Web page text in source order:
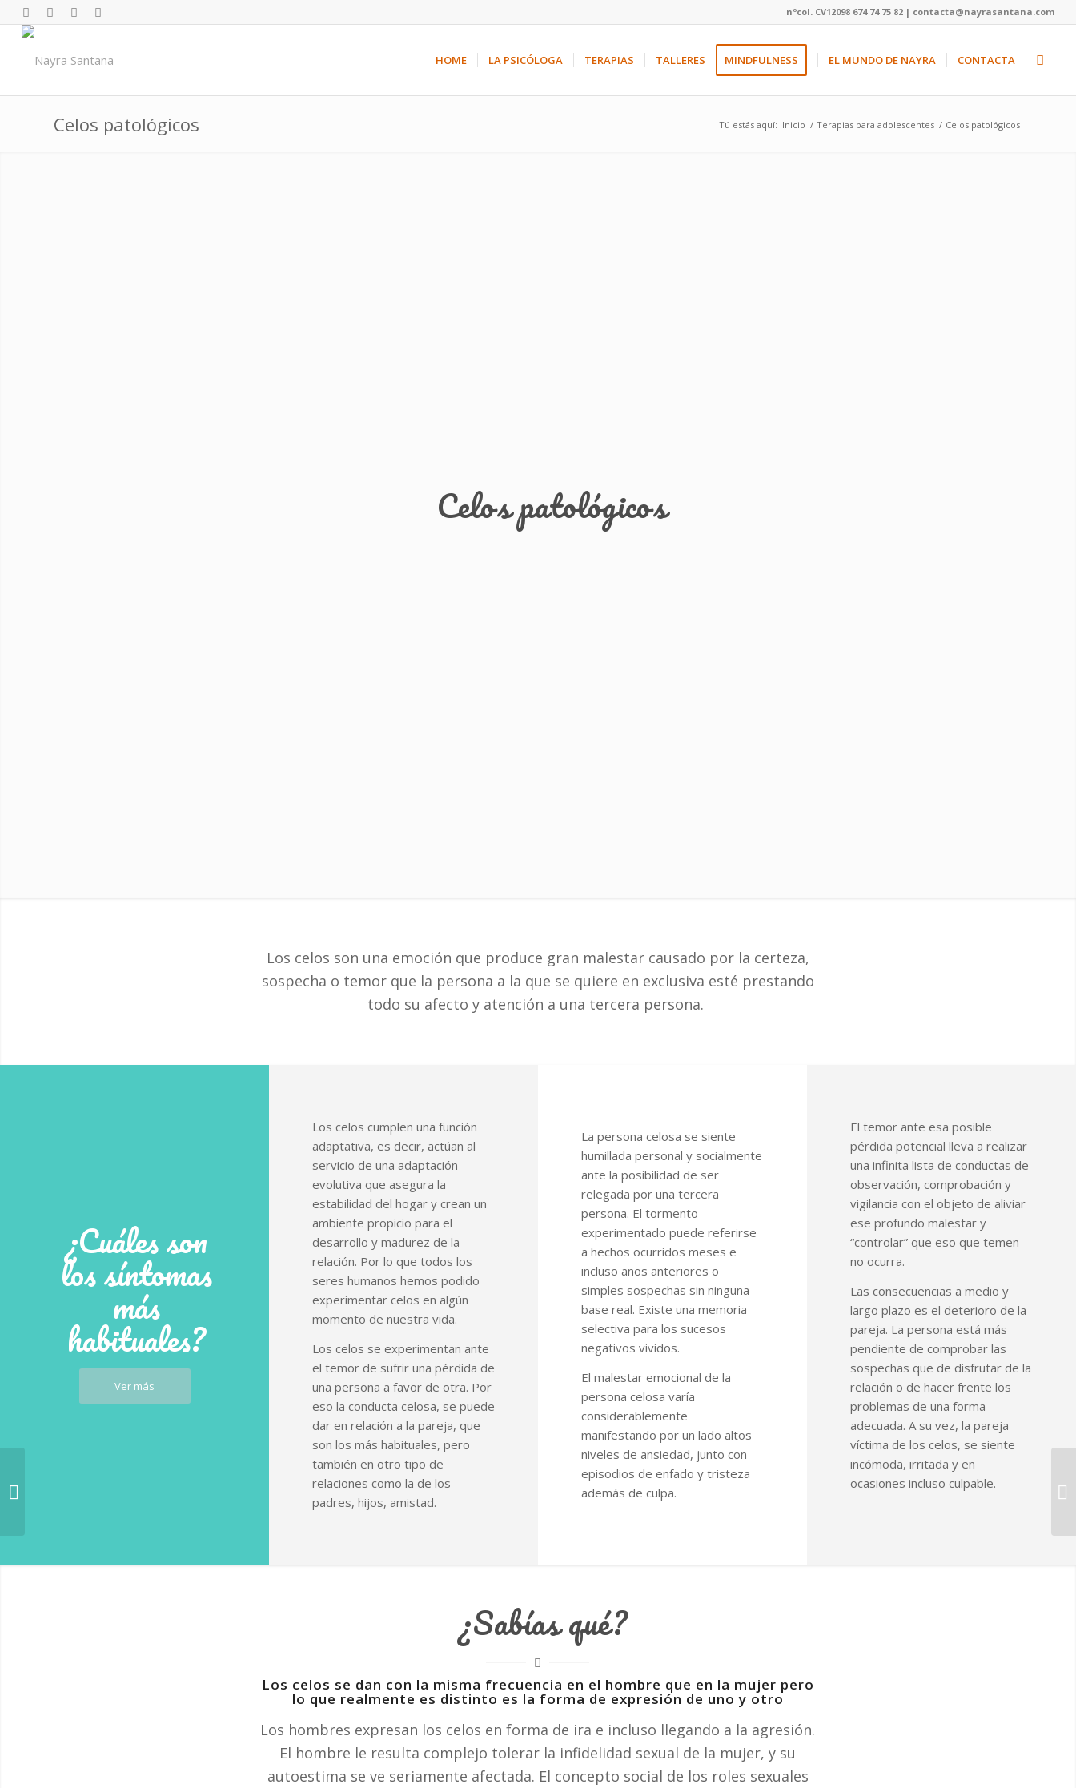
nºcol. CV12098 674 74 75 82 | contacta@nayrasantana.com
HOME LA PSICÓLOGA TERAPIAS TALLERES MINDFULNESS EL MUNDO DE NAYRA CONTACTA
Celos patológicos Tú estás aquí: Inicio / Terapias para adolescentes / Celos patológicos
Celos patológicos
Los celos son una emoción que produce gran malestar causado por la certeza,
sospecha o temor que la persona a la que se quiere en exclusiva esté prestando
todo su afecto y atención a una tercera persona.
¿Cuáles son
los síntomas
más
habituales?
Ver más
Los celos cumplen una función
adaptativa, es decir, actúan al
servicio de una adaptación
evolutiva que asegura la
estabilidad del hogar y crean un
ambiente propicio para el
desarrollo y madurez de la
relación. Por lo que todos los
seres humanos hemos podido
experimentar celos en algún
momento de nuestra vida.
Los celos se experimentan ante
el temor de sufrir una pérdida de
una persona a favor de otra. Por
eso la conducta celosa, se puede
dar en relación a la pareja, que
son los más habituales, pero
también en otro tipo de
relaciones como la de los
padres, hijos, amistad.
La persona celosa se siente
humillada personal y socialmente
ante la posibilidad de ser
relegada por una tercera
persona. El tormento
experimentado puede referirse
a hechos ocurridos meses e
incluso años anteriores o
simples sospechas sin ninguna
base real. Existe una memoria
selectiva para los sucesos
negativos vividos.
El malestar emocional de la
persona celosa varía
considerablemente
manifestando por un lado altos
niveles de ansiedad, junto con
episodios de enfado y tristeza
además de culpa.
El temor ante esa posible
pérdida potencial lleva a realizar
una infinita lista de conductas de
observación, comprobación y
vigilancia con el objeto de aliviar
ese profundo malestar y
“controlar” que eso que temen
no ocurra.
Las consecuencias a medio y
largo plazo es el deterioro de la
pareja. La persona está más
pendiente de comprobar las
sospechas que de disfrutar de la
relación o de hacer frente los
problemas de una forma
adecuada. A su vez, la pareja
víctima de los celos, se siente
incómoda, irritada y en
ocasiones incluso culpable.
¿Sabías qué?
Los celos se dan con la misma frecuencia en el hombre que en la mujer pero
lo que realmente es distinto es la forma de expresión de uno y otro
Los hombres expresan los celos en forma de ira e incluso llegando a la agresión.
El hombre le resulta complejo tolerar la infidelidad sexual de la mujer, y su
autoestima se ve seriamente afectada. El concepto social de los roles sexuales